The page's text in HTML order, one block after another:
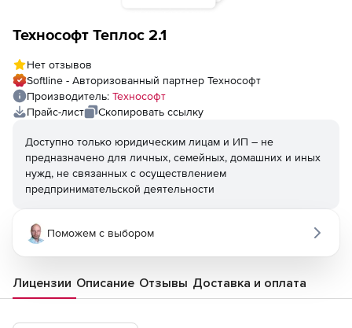
Технософт Теплос 2.1
Нет отзывов
Softline - Авторизованный партнер Технософт
Производитель: Технософт
Прайс-лист
Скопировать ссылку
Доступно только юридическим лицам и ИП – не
предназначено для личных, семейных, домашних и иных
нужд, не связанных с осуществлением
предпринимательской деятельности
Поможем с выбором
Лицензии Описание Отзывы Доставка и оплата